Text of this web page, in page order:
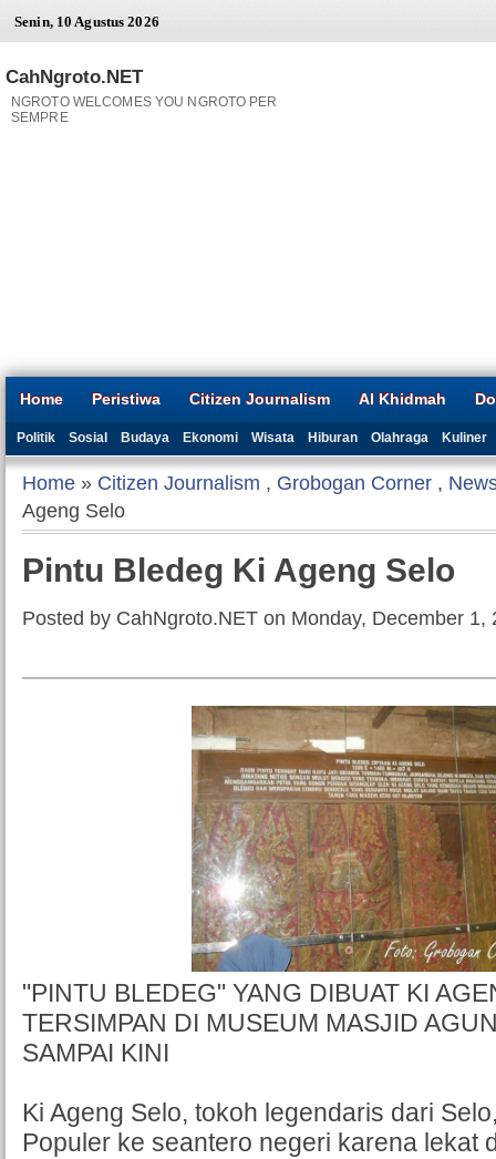
Senin, 10 Agustus 2026
CahNgroto.NET
NGROTO WELCOMES YOU NGROTO PER
SEMPRE
Home Peristiwa Citizen Journalism Al Khidmah
Politik Sosial Budaya Ekonomi Wisata Hiburan Olahraga Kuliner
Home » Citizen Journalism , Grobogan Corner ,
Ageng Selo
Pintu Bledeg Ki Ageng Selo
Posted by CahNgroto.NET on Monday, December 1,
"PINTU BLEDEG" YANG DIBUAT KI
TERSIMPAN DI MUSEUM MASJID
SAMPAI KINI
Ki Ageng Selo, tokoh legendaris dari
Populer ke seantero negeri karena lekat